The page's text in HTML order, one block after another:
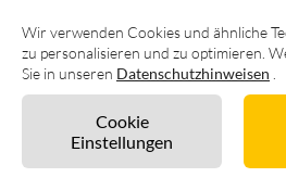
Unverbindlich
Wir verwenden Cookies und ähnliche
zu personalisieren und zu optimieren.
Sie in unseren Datenschutzhinweisen
Cookie
Einstellungen